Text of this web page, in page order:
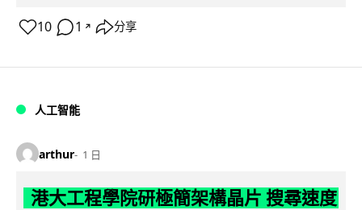
10 1 ↗ 分享
人工智能
arthur 1 日
港大工程學院研極簡架構晶片 搜尋速度